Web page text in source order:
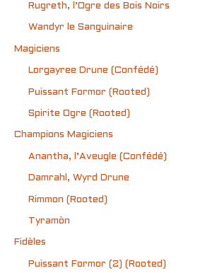
Rugreth, l’Ogre des Bois Noirs
Wandyr le Sanguinaire
Magiciens
Lorgayree Drune (Confédé)
Puissant Formor (Rooted)
Spirite Ogre (Rooted)
Champions Magiciens
Anantha, l’Aveugle (Confédé)
Damrahl, Wyrd Drune
Rimmon (Rooted)
Tyramòn
Fidèles
Puissant Formor (2) (Rooted)